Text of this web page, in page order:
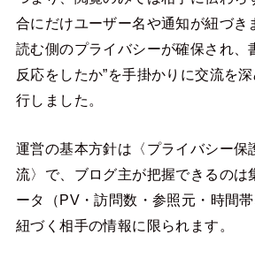
合にだけユーザー名や通知が紐づき
読む側のプライバシーが確保され、
反応をしたか”を手掛かりに交流を
行しました。
運営の基本方針は〈プライバシー保
流〉で、ブログ主が把握できるのは
ータ（PV・訪問数・参照元・時間
紐づく相手の情報に限られます。